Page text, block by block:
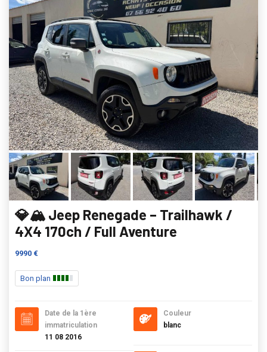
💎🏔️ Jeep Renegade – Trailhawk /
4X4 170ch / Full Aventure
9990 €
Bon plan
Date de la 1ère
immatriculation
11 08 2016
Couleur
blanc